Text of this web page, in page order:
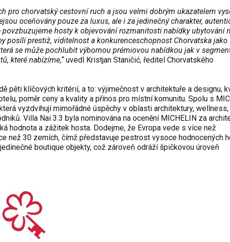
pro chorvatský cestovní ruch a jsou velmi dobrým ukazatelem
oceňovány pouze za luxus, ale i za jedinečný charakter, autenti
povzbuzujeme hosty k objevování rozmanitosti nabídky ubytování
posílí prestiž, viditelnost a konkurenceschopnost Chorvatska jako
se může pochlubit výbornou prémiovou nabídkou jak v
ů, které nabízíme,“uvedl Kristjan Staničić, ředitel Chorvatského
ě pěti klíčových kritérií, a to: výjimečnost v architektuře a designu,
poměr ceny a kvality a přínos pro místní komunitu. Spolu s
vyzdvihují mimořádné úspěchy v oblasti architektury, wellness,
ů. Villa Nai 3.3 byla nominována na ocenění MICHELIN za
hodnota a zážitek hosta. Dodejme, že Evropa vede s více než
než 30 zemích, čímž představuje pestrost vysoce hodnocených
é boutique objekty, což zároveň odrážíšpičkovou úroveň